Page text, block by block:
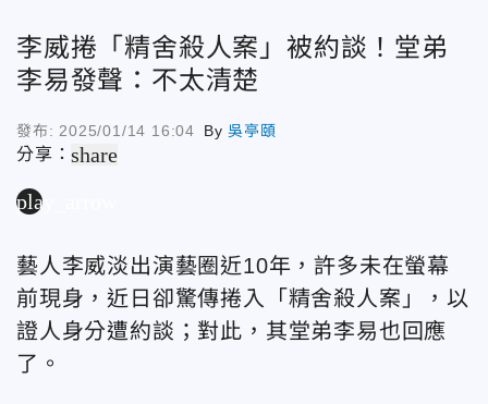
李威捲「精舍殺人案」被約談！堂弟
李易發聲：不太清楚
發布: 2025/01/14 16:04 By吳亭頤
分享：share
play_arrow
藝人李威淡出演藝圈近10年，許多未在螢幕
前現身，近日卻驚傳捲入「精舍殺人案」，以
證人身分遭約談；對此，其堂弟李易也回應
了。